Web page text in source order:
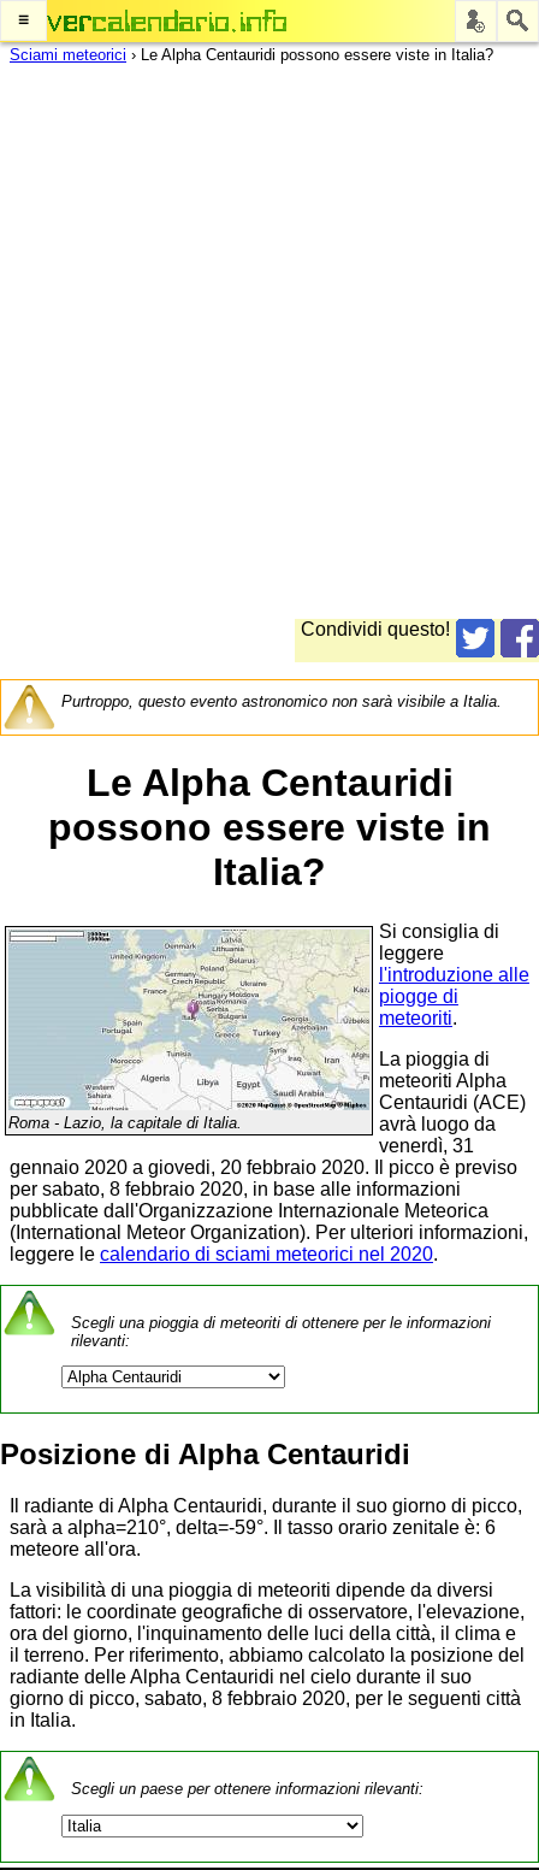
≡
Sciami meteorici › Le Alpha Centauridi possono essere viste in Italia?
Condividi questo!
Purtroppo, questo evento astronomico non sarà visibile a Italia.
Le Alpha Centauridi
possono essere viste in
Italia?
Roma - Lazio, la capitale di Italia.
Si consiglia di
leggere
l'introduzione alle
piogge di
meteoriti.
La pioggia di
meteoriti Alpha
Centauridi (ACE)
avrà luogo da
venerdì, 31
gennaio 2020 a giovedi, 20 febbraio 2020. Il picco è previso
per sabato, 8 febbraio 2020, in base alle informazioni
pubblicate dall'Organizzazione Internazionale Meteorica
(International Meteor Organization). Per ulteriori informazioni,
leggere le calendario di sciami meteorici nel 2020.
Scegli una pioggia di meteoriti di ottenere per le informazioni
rilevanti:
Posizione di Alpha Centauridi
Il radiante di Alpha Centauridi, durante il suo giorno di picco,
sarà a alpha=210°, delta=-59°. Il tasso orario zenitale è: 6
meteore all'ora.
La visibilità di una pioggia di meteoriti dipende da diversi
fattori: le coordinate geografiche di osservatore, l'elevazione,
ora del giorno, l'inquinamento delle luci della città, il clima e
il terreno. Per riferimento, abbiamo calcolato la posizione del
radiante delle Alpha Centauridi nel cielo durante il suo
giorno di picco, sabato, 8 febbraio 2020, per le seguenti città
in Italia.
Scegli un paese per ottenere informazioni rilevanti: